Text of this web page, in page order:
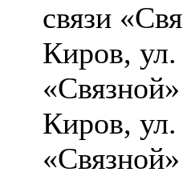
связи
Киров,
Киров,